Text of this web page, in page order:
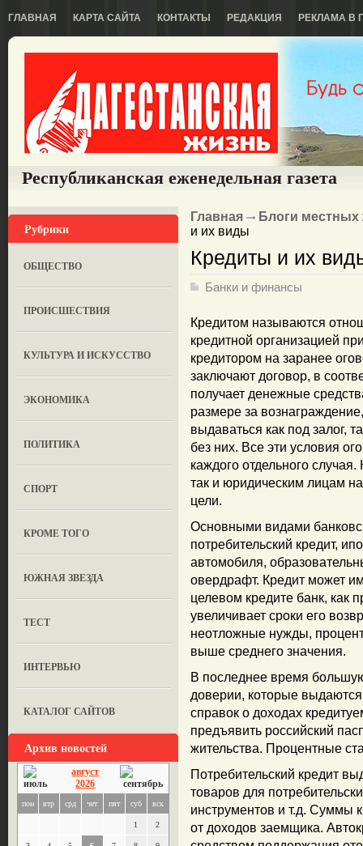
ГЛАВНАЯ КАРТА САЙТА КОНТАКТЫ РЕДАКЦИЯ РЕКЛАМА В
Республиканская еженедельная газета
Рубрики
ОБЩЕСТВО
ПРОИСШЕСТВИЯ
КУЛЬТУРА И ИСКУССТВО
ЭКОНОМИКА
ПОЛИТИКА
СПОРТ
КРОМЕ ТОГО
ЮЖНАЯ ЗВЕЗДА
ТЕСТ
ИНТЕРВЬЮ
КАТАЛОГ САЙТОВ
Архив новостей
август
2026
пон втр срд чет пят суб вск
1 2
Главная
Блоги местных
и их виды
Кредиты и их
Банки и финансы
Кредитом называются
кредитной организацией
кредитором на заранее
заключают договор, в
получает денежные
размере за
выдаваться как под залог,
без них. Все эти условия
каждого отдельного
так и юридическим лицам
цели.
Основными видами
потребительский кредит,
автомобиля,
овердрафт. Кредит может
целевом кредите банк, как
увеличивает сроки его
неотложные нужды,
выше среднего значения.
В последнее время
доверии, которые
справок о доходах
предъявить российский
жительства. Процентные
Потребительский кредит
товаров для
инструментов и т.д. Суммы
от доходов заемщика.